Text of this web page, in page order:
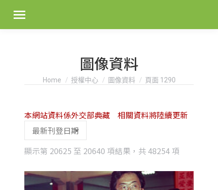
圖像資料
You are here:
Home 授權中心 圖像資料 頁面 1290
顯示第 20625 至 20640 項結果，共 48254 項
latest
本網站資料係外交部典藏 相關資料將陸續更新